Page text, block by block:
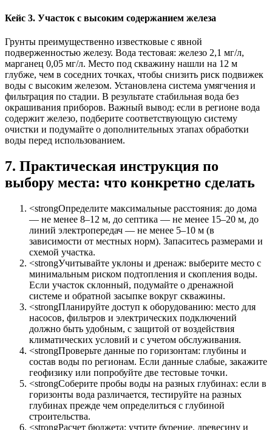
Кейс 3. Участок с высоким содержанием железа
Грунты преимущественно известковые с явной
подверженностью железу. Вода тестовая: железо 2,1 мг/л,
марганец 0,05 мг/л. Место под скважину нашли на 12 м
глубже, чем в соседних точках, чтобы снизить риск подвижек
воды с высоким железом. Установлена система умягчения и
фильтрация по стадии. В результате стабильная вода без
окрашивания приборов. Важный вывод: если в регионе вода
содержит железо, подберите соответствующую систему
очистки и подумайте о дополнительных этапах обработки
воды перед использованием.
7. Практическая инструкция по
выбору места: что конкретно сделать
<strongОпределите максимальные расстояния: до дома
— не менее 8–12 м, до септика — не менее 15–20 м, до
линий электропередач — не менее 5–10 м (в
зависимости от местных норм). Запаситесь размерами и
схемой участка.
<strongУчитывайте уклоны и дренаж: выберите место с
минимальным риском подтопления и скопления воды.
Если участок склонный, подумайте о дренажной
системе и обратной засыпке вокруг скважины.
<strongПланируйте доступ к оборудованию: место для
насосов, фильтров и электрических подключений
должно быть удобным, с защитой от воздействия
климатических условий и с учетом обслуживания.
<strongПроверьте данные по горизонтам: глубины и
состав воды по регионам. Если данные слабые, закажите
геофизику или попробуйте две тестовые точки.
<strongСоберите пробы воды на разных глубинах: если в
горизонты вода различается, тестируйте на разных
глубинах прежде чем определиться с глубиной
строительства.
<strongРасчет бюджета: учтите бурение, древесину и